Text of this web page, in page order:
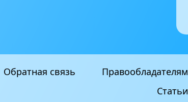
Обратная связь
Правообладателям
Статьи